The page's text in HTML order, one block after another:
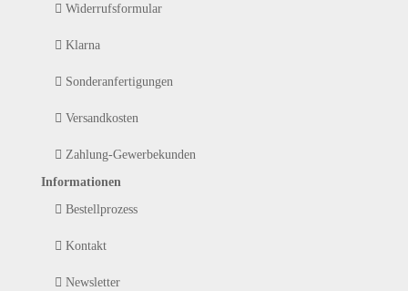
Widerrufsformular
Klarna
Sonderanfertigungen
Versandkosten
Zahlung-Gewerbekunden
Informationen
Bestellprozess
Kontakt
Newsletter